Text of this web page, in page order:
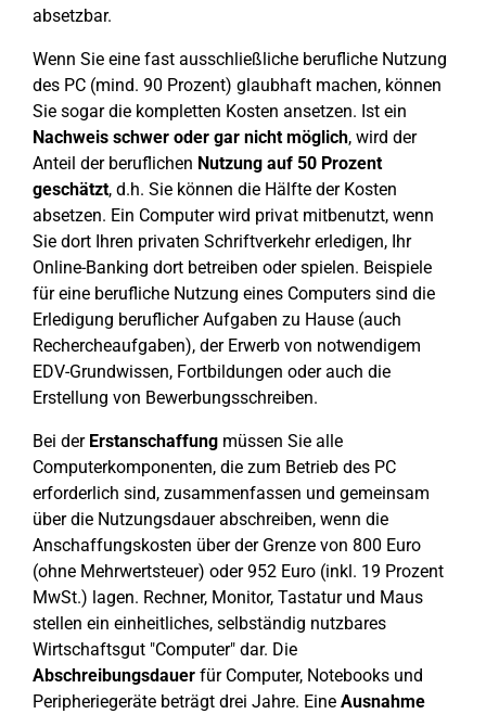
absetzbar.
Wenn Sie eine fast ausschließliche berufliche Nutzung
des PC (mind. 90 Prozent) glaubhaft machen, können
Sie sogar die kompletten Kosten ansetzen. Ist ein
Nachweis schwer oder gar nicht möglich, wird der
Anteil der beruflichen Nutzung auf 50 Prozent
geschätzt, d.h. Sie können die Hälfte der Kosten
absetzen. Ein Computer wird privat mitbenutzt, wenn
Sie dort Ihren privaten Schriftverkehr erledigen, Ihr
Online-Banking dort betreiben oder spielen. Beispiele
für eine berufliche Nutzung eines Computers sind die
Erledigung beruflicher Aufgaben zu Hause (auch
Rechercheaufgaben), der Erwerb von notwendigem
EDV-Grundwissen, Fortbildungen oder auch die
Erstellung von Bewerbungsschreiben.
Bei der Erstanschaffung müssen Sie alle
Computerkomponenten, die zum Betrieb des PC
erforderlich sind, zusammenfassen und gemeinsam
über die Nutzungsdauer abschreiben, wenn die
Anschaffungskosten über der Grenze von 800 Euro
(ohne Mehrwertsteuer) oder 952 Euro (inkl. 19 Prozent
MwSt.) lagen. Rechner, Monitor, Tastatur und Maus
stellen ein einheitliches, selbständig nutzbares
Wirtschaftsgut "Computer" dar. Die
Abschreibungsdauer für Computer, Notebooks und
Peripheriegeräte beträgt drei Jahre. Eine Ausnahme